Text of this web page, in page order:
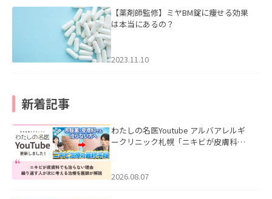
【薬剤師監修】ミヤBM錠に痩せる効果
は本当にあるの？
2023.11.10
新着記事
わたしの名医Youtube アルバアレルギ
ークリニック札幌「ニキビが皮膚科で
ました。
2026.08.07